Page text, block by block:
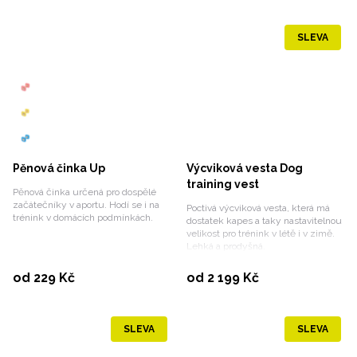
Pěnová činka Up
Pěnová činka určená pro dospělé
začátečníky v aportu. Hodí se i na
trénink v domácích podmínkách.
od 229 KčVybrat variantu
SLEVA
Výcviková vesta Dog
training vest
Poctivá výcviková vesta, která má
dostatek kapes a taky nastavitelnou
velikost pro trénink v létě i v zimě.
Lehká a prodyšná.
od 2 199 KčVybrat variantu
SLEVA SLEVA